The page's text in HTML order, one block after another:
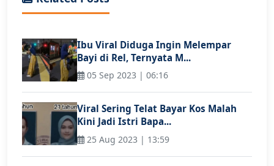
Ibu Viral Diduga Ingin Melempar
Bayi di Rel, Ternyata M...
05 Sep 2023 | 06:16
Viral Sering Telat Bayar Kos Malah
Kini Jadi Istri Bapa...
25 Aug 2023 | 13:59